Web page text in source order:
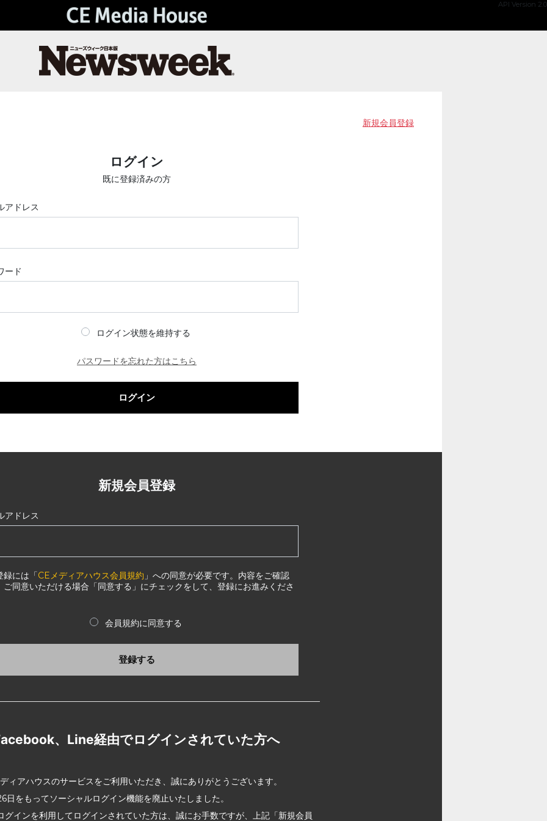
API Version 2.0
新規会員登録
ログイン
既に登録済みの方
アドレス
ード
ログイン状態を維持する
パスワードを忘れた方はこちら
ログイン
新規会員登録
アドレス
録には「CEメディアハウス会員規約 」への同意が必要です。内容をご確認
ご同意いただける場合「同意する」にチェックをして、登録にお進みくださ
会員規約に同意する
登録する
、Line経由でログインされていた方へ
ィアハウスのサービスをご利用いただき、誠にありがとうございます。
日をもってソーシャルログイン機能を廃止いたしました。
グインを利用してログインされていた方は、誠にお手数ですが、上記「新規会員